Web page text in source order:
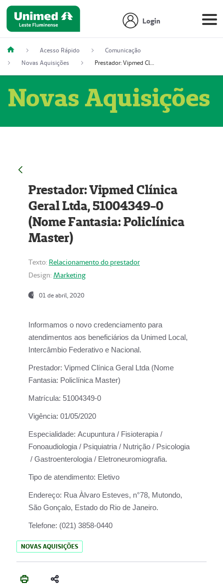
Login
Acesso Rápido
Comunicação
Novas Aquisições
Prestador: Vipmed Clínica Geral Ltda, 51004349-0 (Nome Fantasia: Policlínica Master)
Novas Aquisições
Prestador: Vipmed Clínica
Geral Ltda, 51004349-0
(Nome Fantasia: Policlínica
Master)
Texto: Relacionamento do prestador
Design: Marketing
01 de abril, 2020
Informamos o novo credenciamento para
atendimentos aos beneficiários da Unimed Local,
Intercâmbio Federativo e Nacional.
Prestador: Vipmed Clínica Geral Ltda (Nome
Fantasia: Policlínica Master)
Matrícula: 51004349-0
Vigência: 01/05/2020
Especialidade: Acupuntura / Fisioterapia /
Fonoaudiologia / Psiquiatria / Nutrição / Psicologia
/ Gastroenterologia / Eletroneuromiografia.
Tipo de atendimento: Eletivo
Endereço: Rua Àlvaro Esteves, n°78, Mutondo,
São Gonçalo, Estado do Rio de Janeiro.
Telefone: (021) 3858-0440
NOVAS AQUISIÇÕES